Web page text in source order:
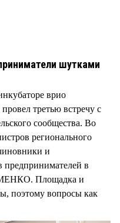
шутками
врио
третью встречу с
сообщества. Во
регионального
и
в
Площадка и
поэтому вопросы как